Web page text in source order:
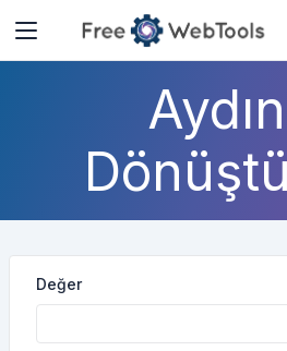
Değer